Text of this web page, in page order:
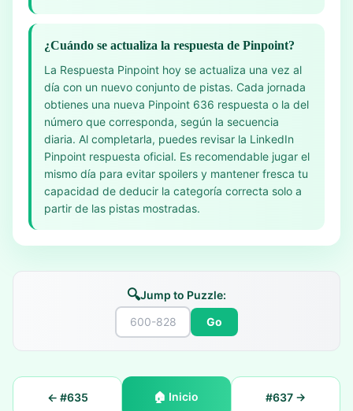
¿Cuándo se actualiza la respuesta de Pinpoint?
La Respuesta Pinpoint hoy se actualiza una vez al
día con un nuevo conjunto de pistas. Cada jornada
obtienes una nueva Pinpoint 636 respuesta o la del
número que corresponda, según la secuencia
diaria. Al completarla, puedes revisar la LinkedIn
Pinpoint respuesta oficial. Es recomendable jugar el
mismo día para evitar spoilers y mantener fresca tu
capacidad de deducir la categoría correcta solo a
partir de las pistas mostradas.
🔍Jump to Puzzle:
Go
← #635 🏠 Inicio #637→